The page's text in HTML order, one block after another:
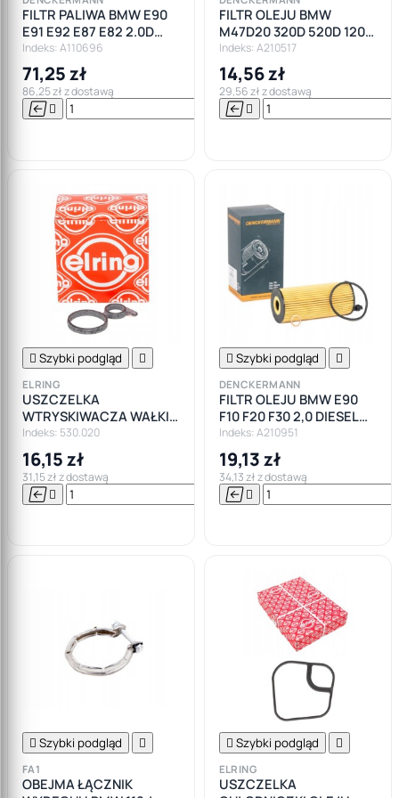
FILTR PALIWA BMW E90
E91 E92 E87 E82 2.0D
3.0D N47 N57
Indeks: A110696
71,25 zł
86,25 zł z dostawą
  

FILTR OLEJU BMW
M47D20 320D 520D 120D
E39 E46 E90
Indeks: A210517
14,56 zł
29,56 zł z dostawą
 
 Szybki podgląd 
ELRING
USZCZELKA
WTRYSKIWACZA WAŁKI
ROZRZĄDU BMW DIESEL
Indeks: 530.020
16,15 zł
31,15 zł z dostawą
  

 Szybki podgląd 
DENCKERMANN
FILTR OLEJU BMW E90
F10 F20 F30 2,0 DIESEL
MINI
Indeks: A210951
19,13 zł
34,13 zł z dostawą
 
 Szybki podgląd 
FA1
OBEJMA ŁĄCZNIK
 Szybki podgląd 
ELRING
USZCZELKA